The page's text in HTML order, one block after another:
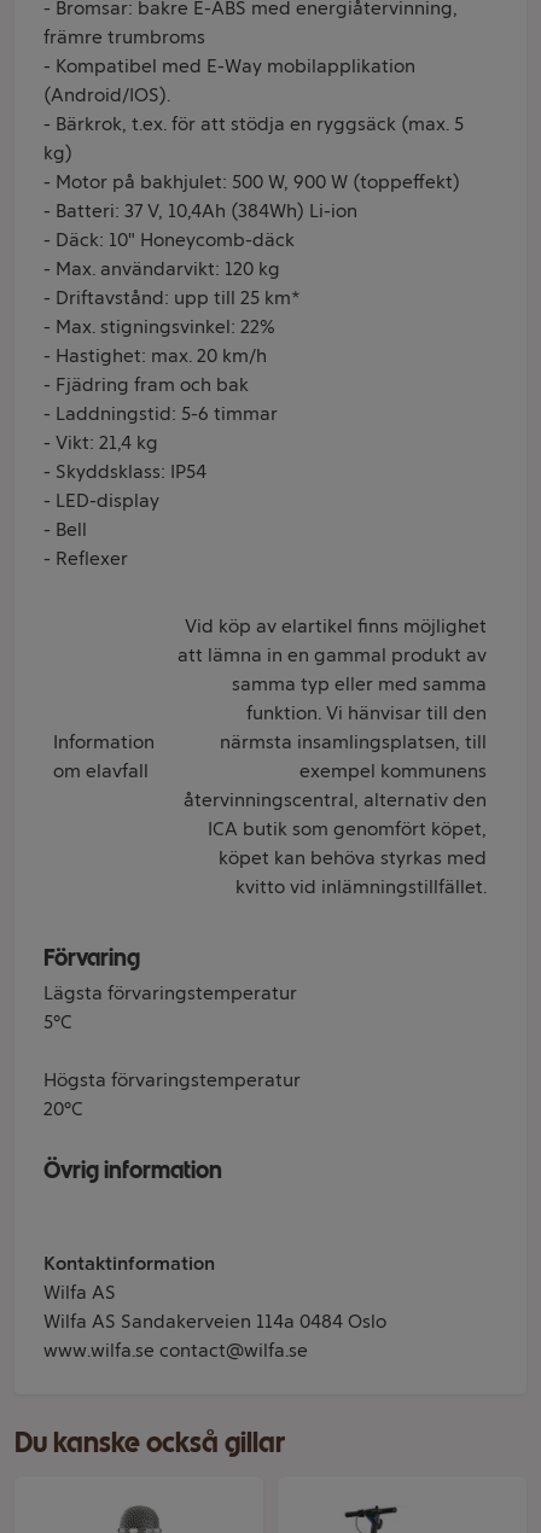
- Bromsar: bakre E-ABS med energiåtervinning,
främre trumbroms
- Kompatibel med E-Way mobilapplikation
(Android/IOS).
- Bärkrok, t.ex. för att stödja en ryggsäck (max. 5
kg)
- Motor på bakhjulet: 500 W, 900 W (toppeffekt)
- Batteri: 37 V, 10,4Ah (384Wh) Li-ion
- Däck: 10" Honeycomb-däck
- Max. användarvikt: 120 kg
- Driftavstånd: upp till 25 km*
- Max. stigningsvinkel: 22%
- Hastighet: max. 20 km/h
- Fjädring fram och bak
- Laddningstid: 5-6 timmar
- Vikt: 21,4 kg
- Skyddsklass: IP54
- LED-display
- Bell
- Reflexer
Information
om elavfall
Vid köp av elartikel finns möjlighet
att lämna in en gammal produkt av
samma typ eller med samma
funktion. Vi hänvisar till den
närmsta insamlingsplatsen, till
exempel kommunens
återvinningscentral, alternativ den
ICA butik som genomfört köpet,
köpet kan behöva styrkas med
kvitto vid inlämningstillfället.
Förvaring
Lägsta förvaringstemperatur
5°C
Högsta förvaringstemperatur
20°C
Övrig information
Kontaktinformation
Wilfa AS
Wilfa AS Sandakerveien 114a 0484 Oslo
www.wilfa.se contact@wilfa.se
Du kanske också gillar